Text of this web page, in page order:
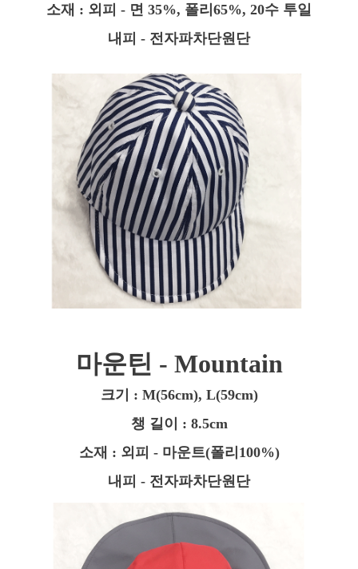
소재 : 외피 - 면 35%, 폴리65%, 20수 투일
내피 - 전자파차단원단
마운틴 - Mountain
크기 : M(56cm), L(59cm)
챙 길이 : 8.5cm
소재 : 외피 - 마운트(폴리100%)
내피 - 전자파차단원단